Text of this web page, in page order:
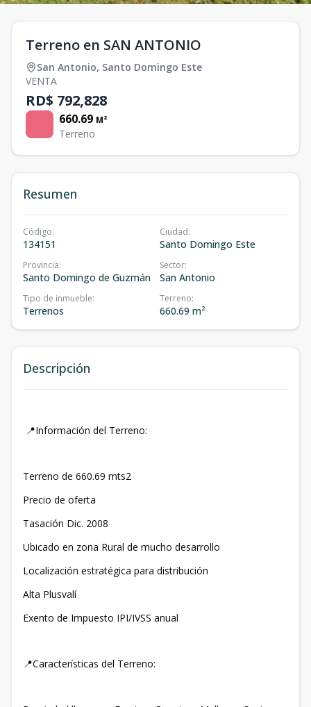
Terreno en SAN ANTONIO
San Antonio, Santo Domingo Este
VENTA
RD$ 792,828
660.69 M²
Terreno
Resumen
Código:
134151
Ciudad:
Santo Domingo Este
Provincia:
Santo Domingo de Guzmán
Sector:
San Antonio
Tipo de inmueble:
Terrenos
Terreno:
660.69 m²
Descripción
📍Información del Terreno:
Terreno de 660.69 mts2
Precio de oferta
Tasación Dic. 2008
Ubicado en zona Rural de mucho desarrollo
Localización estratégica para distribución
Alta Plusvalí
Exento de Impuesto IPI/IVSS anual
📍Características del Terreno: